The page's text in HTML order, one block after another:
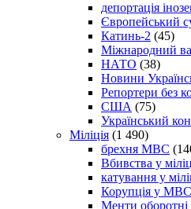
депортація
Європейський
Катинь-2 (45)
Міжнародний
НАТО (38)
Новини
Репортери без
США (75)
Український
Міліція (1 490)
брехня МВС
Вбивства у
катування у
Корупція у МВС
Менти оборотні